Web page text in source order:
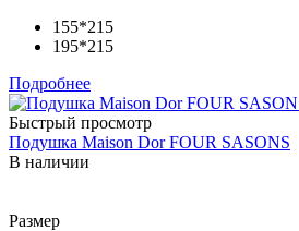
155*215
195*215
Подробнее
Быстрый просмотр
Подушка Maison Dor FOUR SASONS
В наличии
Размер